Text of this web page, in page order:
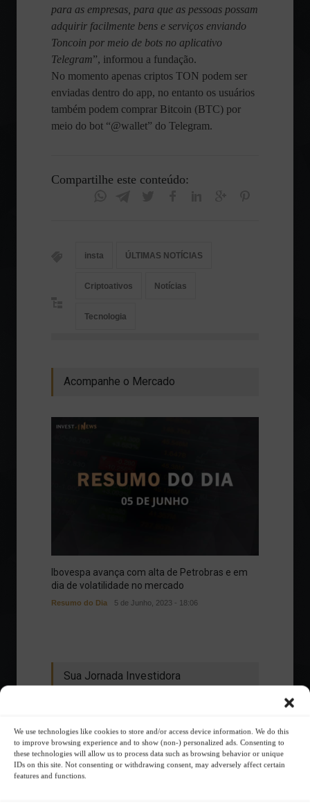
We use technologies like cookies to store and/or access device information. We do this
to improve browsing experience and to show (non-) personalized ads. Consenting to
these technologies will allow us to process data such as browsing behavior or unique
IDs on this site. Not consenting or withdrawing consent, may adversely affect certain
features and functions.
para as empresas, para que as pessoas possam
adquirir facilmente bens e serviços enviando
Toncoin por meio de bots no aplicativo
Telegram”, informou a fundação.
No momento apenas criptos TON podem ser
enviadas dentro do app, no entanto os usuários
também podem comprar Bitcoin (BTC) por
meio do bot “@wallet” do Telegram.
Compartilhe este conteúdo:
insta ÚLTIMAS NOTÍCIAS
Criptoativos Notícias
Tecnologia
Acompanhe o Mercado
Ibovespa avança com alta de Petrobras e em
dia de volatilidade no mercado
Resumo do Dia 5 de Junho, 2023 - 18:06
Sua Jornada Investidora